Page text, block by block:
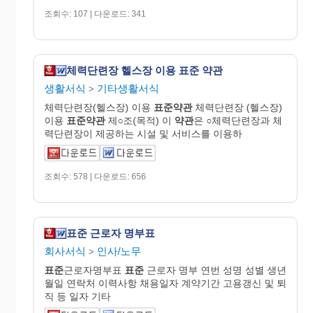
조회수: 107 | 다운로드: 341
체력단련장 헬스장 이용 표준 약관
생활서식 > 기타생활서식
체력단련장(헬스장) 이용 표준약관체력단련장 (헬스장)
이용 표준약관제○조(목적) 이 약관은 ○체력단련장과 체
력단련장이 제공하는 시설 및 서비스를 이용하
조회수: 578 | 다운로드: 656
표준 근로자 명부표
회사서식 > 인사/노무
표준근로자명부표 표준 근로자 명부 연번 성명 성별 생년
월일 연락처 이력사항 채용일자 계약기간 고용갱신 및 퇴
직 등 일자 기타